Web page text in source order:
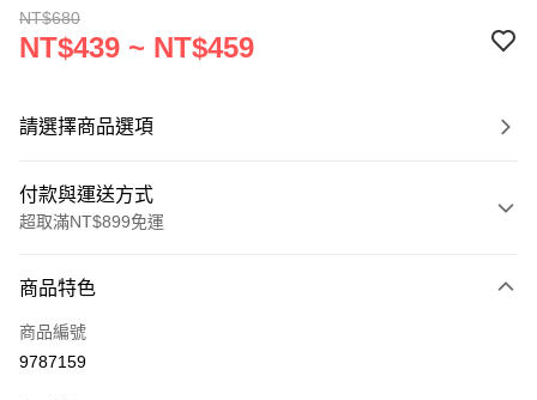
NT$680
NT$439 ~ NT$459
請選擇商品選項
付款與運送方式
超取滿NT$899免運
信用卡一次付款
信用卡分期付款
商品特色
商品編號
9787159